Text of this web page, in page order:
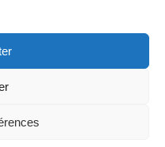
proposé par